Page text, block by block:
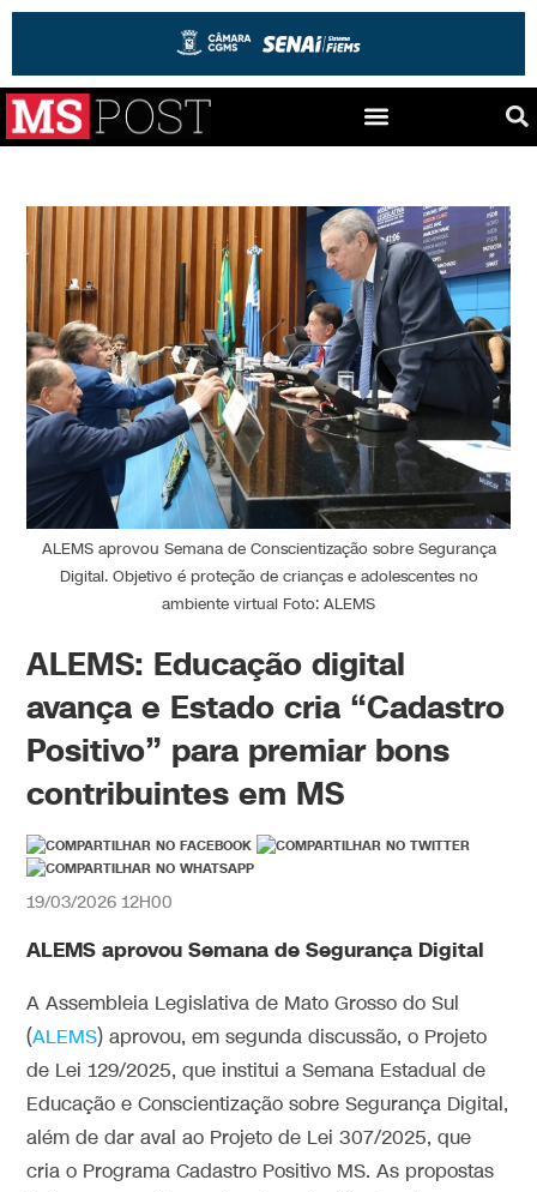
ALEMS aprovou Semana de Conscientização sobre Segurança
Digital. Objetivo é proteção de crianças e adolescentes no
ambiente virtual Foto: ALEMS
ALEMS: Educação digital
avança e Estado cria “Cadastro
Positivo” para premiar bons
contribuintes em MS
19/03/2026 12H00
ALEMS aprovou Semana de Segurança Digital
A Assembleia Legislativa de Mato Grosso do Sul
(ALEMS) aprovou, em segunda discussão, o Projeto
de Lei 129/2025, que institui a Semana Estadual de
Educação e Conscientização sobre Segurança Digital,
além de dar aval ao Projeto de Lei 307/2025, que
cria o Programa Cadastro Positivo MS. As propostas